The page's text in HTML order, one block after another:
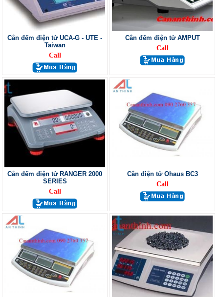
Cân đếm điện tử UCA-G - UTE -
Taiwan
Call
Cân đếm điện tử AMPUT
Call
Cân đếm điện tử RANGER 2000
SERIES
Call
Cân điện tử Ohaus BC3
Call